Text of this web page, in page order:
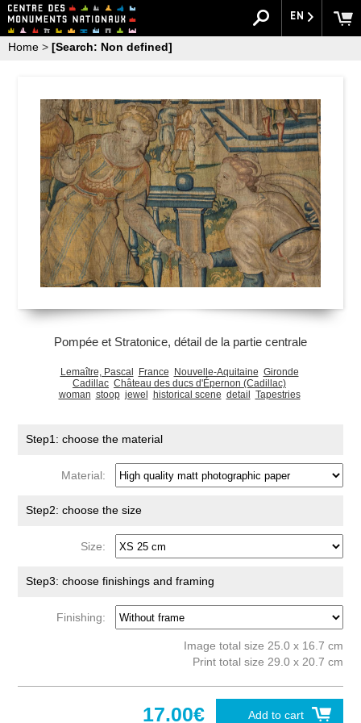
EN
Home > [Search: Non defined]
Pompée et Stratonice, détail de la partie centrale
Lemaître, Pascal France Nouvelle-Aquitaine Gironde
Cadillac Château des ducs d'Épernon (Cadillac)
woman stoop jewel historical scene detail Tapestries
Step1: choose the material
Material:
Step2: choose the size
Size:
Step3: choose finishings and framing
Finishing:
Image total size 25.0 x 16.7 cm
Print total size 29.0 x 20.7 cm
Add to cart
17.00€